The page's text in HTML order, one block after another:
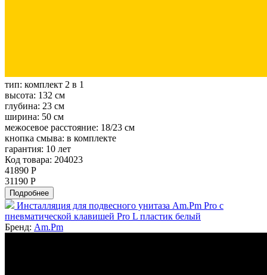
тип: комплект 2 в 1
высота: 132 см
глубина: 23 см
ширина: 50 см
межосевое расстояние: 18/23 см
кнопка смыва: в комплекте
гарантия: 10 лет
Код товара: 204023
41890 Р
31190 Р
Подробнее
Инсталляция для подвесного унитаза Am.Pm Pro с
пневматической клавишей Pro L пластик белый
Бренд: Am.Pm